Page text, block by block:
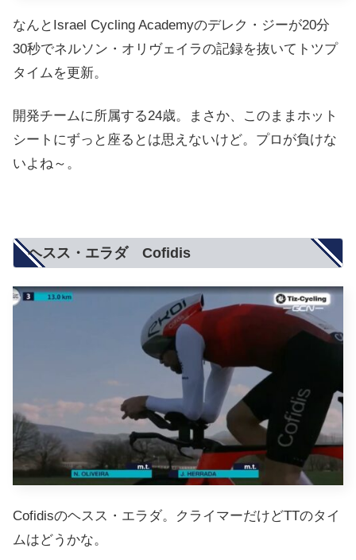
なんとIsrael Cycling Academyのデレク・ジーが20分
30秒でネルソン・オリヴェイラの記録を抜いてトツプ
タイムを更新。
開発チームに所属する24歳。まさか、このままホット
シートにずっと座るとは思えないけど。プロが負けな
いよね～。
ヘスス・エラダ Cofidis
Cofidisのヘスス・エラダ。クライマーだけどTTのタイ
ムはどうかな。